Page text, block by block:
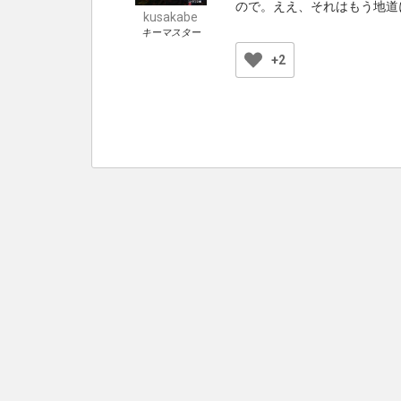
kusakabe
キーマスター
ので。ええ、それはもう地道
+2